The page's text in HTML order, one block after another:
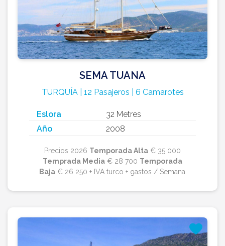
SEMA TUANA
TURQUÍA | 12 Pasajeros | 6 Camarotes
Eslora
32 Metres
Año
2008
Precios 2026 Temporada Alta€ 35 000
Temprada Media€ 28 700 Temporada
Baja € 26 250 + IVA turco + gastos / Semana